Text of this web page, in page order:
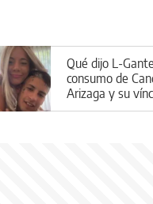
Qué dijo L-
consumo de
Arizaga y su
Facundo Moyano